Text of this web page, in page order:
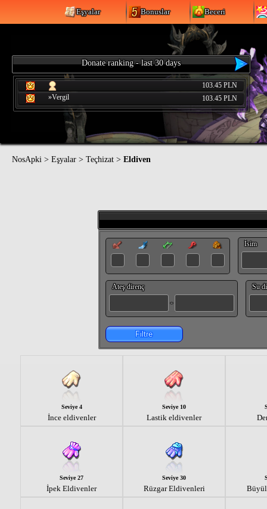
Eşyalar Bonuslar Beceri
Donate ranking - last 30 days
103.45 PLN
»Vergil
103.45 PLN
NosApki > Eşyalar > Teçhizat > Eldiven
İsim
Ateş direnç
-
Su
Filtre
Seviye 4
İnce eldivenler
Seviye 10
Lastik eldivenler
Seviye 27
İpek Eldivenler
Seviye 30
Rüzgar Eldivenleri